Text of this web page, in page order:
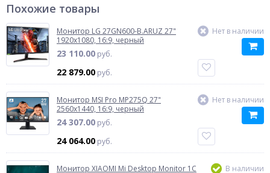
Похожие товары
Монитор LG 27GN600-B.ARUZ 27"
1920x1080, 16:9, черный
23 110.00 руб.
22 879.00 руб.
Нет в наличии
Монитор MSI Pro MP275Q 27"
2560x1440, 16:9, черный
24 307.00 руб.
24 064.00 руб.
Нет в наличии
Монитор XIAOMI Mi Desktop Monitor 1C
В наличии